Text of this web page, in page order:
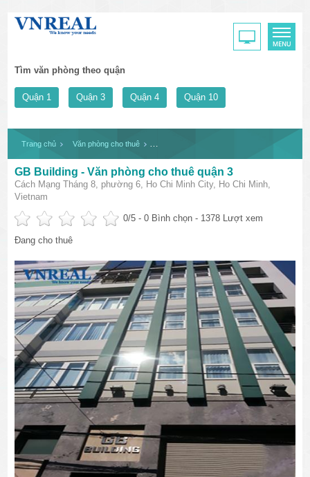
Tìm văn phòng theo quận
Quận 1 Quận 3 Quận 4 Quận 10
Trang chủ Văn phòng cho thuê
GB Building - Văn phòng cho thuê quận 3
Cách Mạng Tháng 8, phường 6, Ho Chi Minh City, Ho Chi Minh,
Vietnam
0/5 -0 Bình chọn - 1378 Lượt xem
Đang cho thuê
văn phòng cho thuê quận 3
văn phòng quận 1
văn phòng quận 3
cao ốc văn phòng quận 1
cao ốc văn phòng quận 3